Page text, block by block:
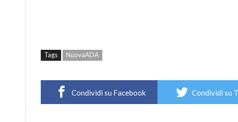
Tags NuovaADA
Condividi su Facebook Condividi su